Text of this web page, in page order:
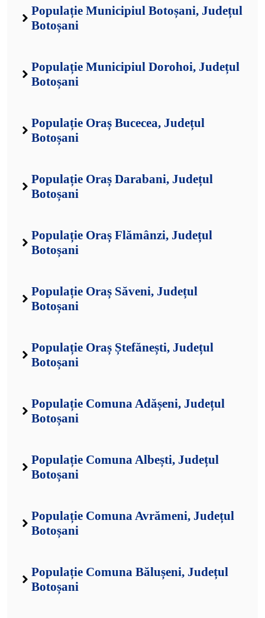
Populație Municipiul Botoșani, Județul
Botoșani
Populație Municipiul Dorohoi, Județul
Botoșani
Populație Oraș Bucecea, Județul
Botoșani
Populație Oraș Darabani, Județul
Botoșani
Populație Oraș Flămânzi, Județul
Botoșani
Populație Oraș Săveni, Județul
Botoșani
Populație Oraș Ștefănești, Județul
Botoșani
Populație Comuna Adășeni, Județul
Botoșani
Populație Comuna Albești, Județul
Botoșani
Populație Comuna Avrămeni, Județul
Botoșani
Populație Comuna Bălușeni, Județul
Botoșani